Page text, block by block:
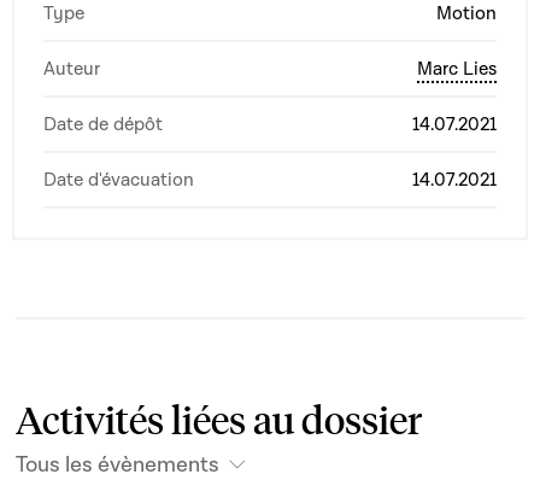
Type Motion
Auteur Marc Lies
Date de dépôt 14.07.2021
Date d'évacuation 14.07.2021
Activités liées au dossier
Tous les évènements